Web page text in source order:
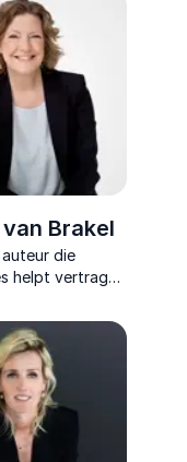
leiderschap,
durf.
Brakel
die
helpt vertragen
versnellen en
in